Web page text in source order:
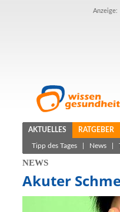
Anzeige:
AKTUELLES RATGEBER
Tipp des Tages News
NEWS
Akuter